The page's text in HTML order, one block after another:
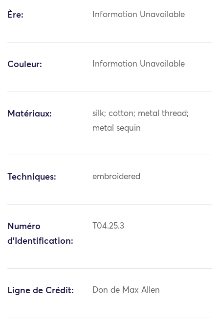
Ère: Information Unavailable
Couleur: Information Unavailable
Matériaux:
silk; cotton; metal thread;
metal sequin
Techniques: embroidered
Numéro
d'Identification:
T04.25.3
Ligne de Crédit: Don de Max Allen